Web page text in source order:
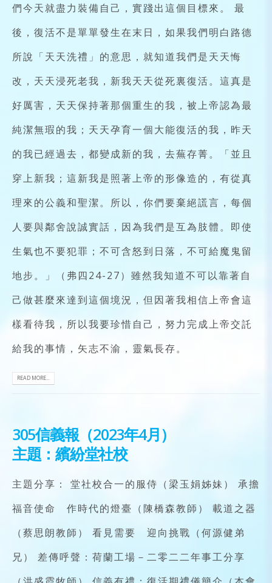
們今天就盡力裝備自己，實踐出這個目標來。 最
後，復活不是單單發生在末日，如果我們明白路德
所說「天天洗禮」的意思，就知道我們是天天悔
改，天天浸死老我，新我天天從死裏復活。這真是
好厲害，天天保持著那個重生的我，被上帝認為最
純潔無瑕的我；天天孕育一個大能復活的我，昨天
的我已經過去，都變成新的我，去蕪存菁。「並且
穿上新我；這新我是照著上帝的形像造的，有從真
理來的公義和聖潔。所以，你們要棄絕謊言，每個
人要與鄰舍說誠實話，因為我們是互為肢體。即使
生氣也不要犯罪；不可含怒到日落，不可給魔鬼留
地步。」（弗四24-27）雖然我知道不可以靠著自
己做甚麼來達到這個境況，但因著我相信上帝會這
樣看待我，所以我要珍惜自己，努力完成上帝交託
給我的事情，矢志不渝，靈氣長存。
READ MORE...
305信義報（2023年4月）
主題：繽紛堂社校
主題分享： 堂社校合一的服侍（梁玉娟姊妹） 承擔
福音使命 作時代的燈臺（陳橋森教師） 載道之器
（蔡思朗教師） 看見需要 迎向挑戰（何源健弟
兄） 差傳呼聲：荷蘭工場－二零二二年事工分享